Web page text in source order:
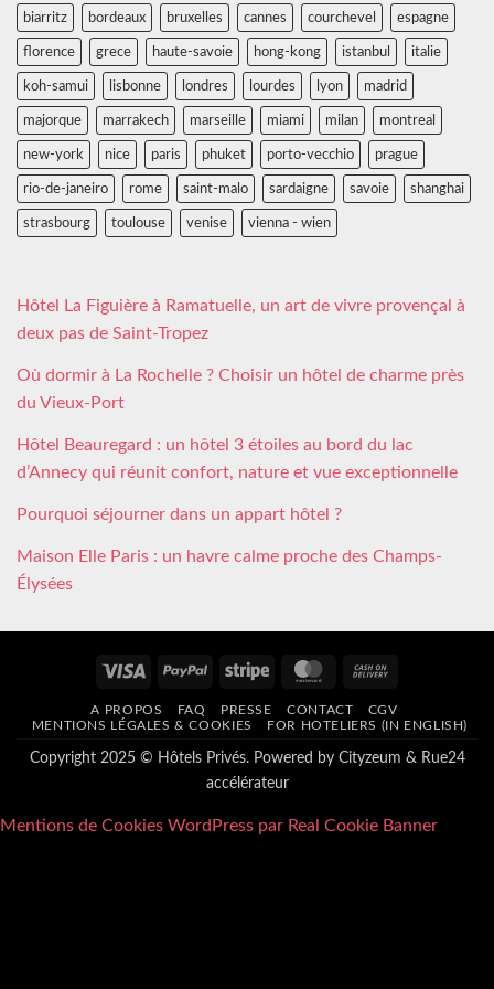
biarritz bordeaux bruxelles cannes courchevel espagne
florence grece haute-savoie hong-kong istanbul italie
koh-samui lisbonne londres lourdes lyon madrid
majorque marrakech marseille miami milan montreal
new-york nice paris phuket porto-vecchio prague
rio-de-janeiro rome saint-malo sardaigne savoie shanghai
strasbourg toulouse venise vienna - wien
Hôtel La Figuière à Ramatuelle, un art de vivre provençal à
deux pas de Saint-Tropez
Où dormir à La Rochelle ? Choisir un hôtel de charme près
du Vieux-Port
Hôtel Beauregard : un hôtel 3 étoiles au bord du lac
d’Annecy qui réunit confort, nature et vue exceptionnelle
Pourquoi séjourner dans un appart hôtel ?
Maison Elle Paris : un havre calme proche des Champs-
Élysées
Visa PayPal Stripe MasterCard
Delivery
A PROPOS FAQ PRESSE CONTACT
CGV
MENTIONS LÉGALES & COOKIES
FOR HOTELIERS (IN ENGLISH)
Copyright 2025 © Hôtels Privés. Powered by Cityzeum & Rue24
accélérateur
Mentions de Cookies WordPress par Real Cookie Banner